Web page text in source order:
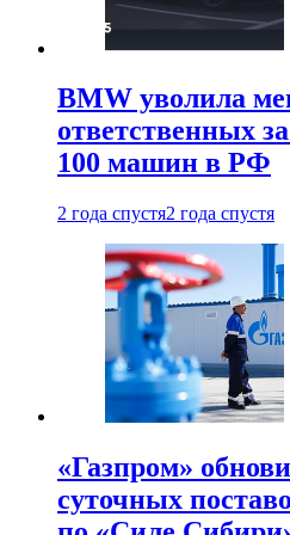
BMW уволила
ответственных
100 машин в РФ
2 года спустя2 года спустя
«Газпром»
суточных